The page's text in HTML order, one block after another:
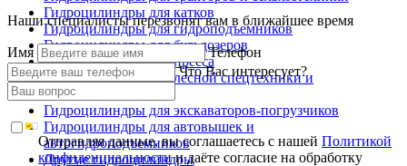
Гидроцилиндры для катков
Гидроцилиндры для гидроподъемников
Гидроцилиндры для бульдозеров
Гидроцилиндры для пресса
Гидроцилиндры для лесной спецтехники и
металловозов
Гидроцилиндры для экскаваторов-погрузчиков
Гидроцилиндры для автовышек и
автогидроподъемников
Другие гидроцилиндры
Наши специалисты перезвонят вам в ближайшее время
Имя
Телефон
Что Вас интересует?
Отправляя данные, вы соглашаетесь с нашейПолитикой
конфиденциальностии даёте согласие на обработку